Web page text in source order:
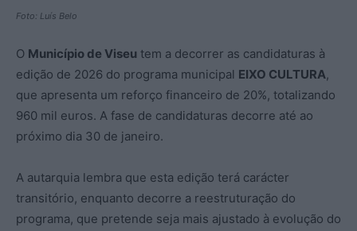
Foto: Luís Belo
O Município de Viseu tem a decorrer as candidaturas à
edição de 2026 do programa municipal EIXO CULTURA,
que apresenta um reforço financeiro de 20%, totalizando
960 mil euros. A fase de candidaturas decorre até ao
próximo dia 30 de janeiro.
A autarquia lembra que esta edição terá carácter
transitório, enquanto decorre a reestruturação do
programa, que pretende seja mais ajustado à evolução do